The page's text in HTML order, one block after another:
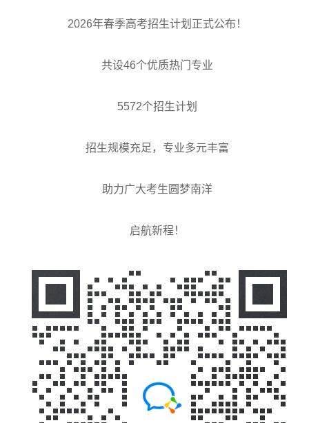
2026年春季高考招生计划正式公布！
共设46个优质热门专业
5572个招生计划
招生规模充足，专业多元丰富
助力广大考生圆梦南洋
启航新程！